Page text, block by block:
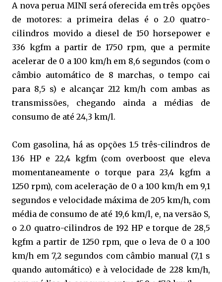
A nova perua MINI será oferecida em três opções
de motores: a primeira delas é o 2.0 quatro-
cilindros movido a diesel de 150 horsepower e
336 kgfm a partir de 1750 rpm, que a permite
acelerar de 0 a 100 km/h em 8,6 segundos (com o
câmbio automático de 8 marchas, o tempo cai
para 8,5 s) e alcançar 212 km/h com ambas as
transmissões, chegando ainda a médias de
consumo de até 24,3 km/l.
Com gasolina, há as opções 1.5 três-cilindros de
136 HP e 22,4 kgfm (com overboost que eleva
momentaneamente o torque para 23,4 kgfm a
1250 rpm), com aceleração de 0 a 100 km/h em 9,1
segundos e velocidade máxima de 205 km/h, com
média de consumo de até 19,6 km/l, e, na versão S,
o 2.0 quatro-cilindros de 192 HP e torque de 28,5
kgfm a partir de 1250 rpm, que o leva de 0 a 100
km/h em 7,2 segundos com câmbio manual (7,1 s
quando automático) e à velocidade de 228 km/h,